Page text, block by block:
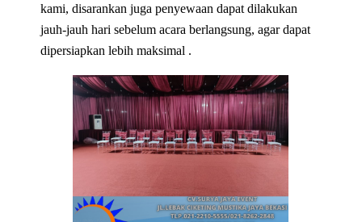
kami, disarankan juga penyewaan dapat dilakukan
jauh-jauh hari sebelum acara berlangsung, agar dapat
dipersiapkan lebih maksimal .